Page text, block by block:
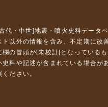
代・中世]地震・噴火史料データ
以外の情報を含み、不定期に改
の冒頭が[未校訂]となっている
料や記述が含まれている場合が
ださい。